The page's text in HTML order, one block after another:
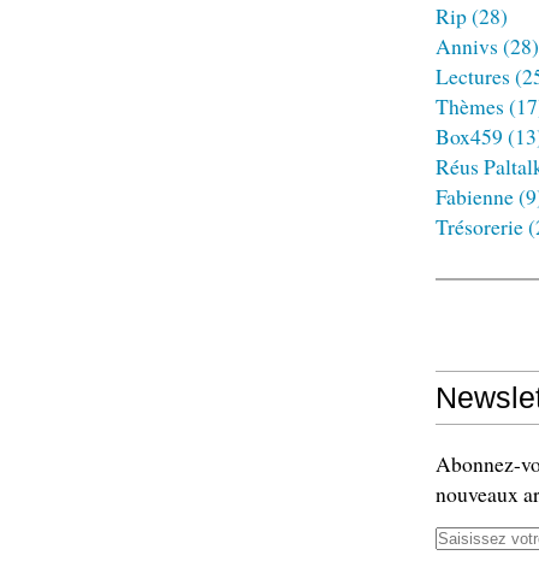
Rip(28)
Annivs (28)
Lectures
Thèmes
Box459
Réus
Fabienne
Trésorerie
Abonnez-
nouveaux